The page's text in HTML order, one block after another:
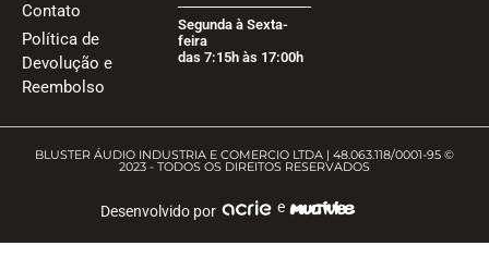
Contato
Política de
Devolução e
Reembolso
Segunda à Sexta-
feira
das 7:15h às 17:00h
Desenvolvido por e
BLUSTER ÁUDIO INDUSTRIA E COMERCIO LTDA | 48.063.118/0001-95 ©
2023 - TODOS OS DIREITOS RESERVADOS